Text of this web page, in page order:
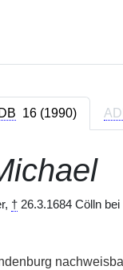
16 (1990)
†26.3.1684 Cölln bei